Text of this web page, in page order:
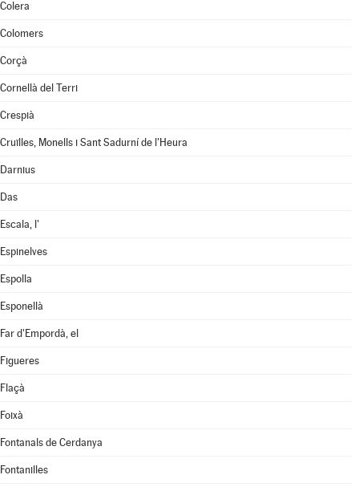
Colera
Colomers
Corçà
Cornellà del Terri
Crespià
Cruïlles, Monells i Sant Sadurní de l'Heura
Darnius
Das
Escala, l'
Espinelves
Espolla
Esponellà
Far d'Empordà, el
Figueres
Flaçà
Foixà
Fontanals de Cerdanya
Fontanilles